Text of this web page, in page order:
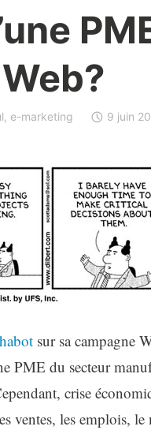
, e-marketing 9 juin
sur sa campagne
PME du secteur
crise
ventes, les emplois, le